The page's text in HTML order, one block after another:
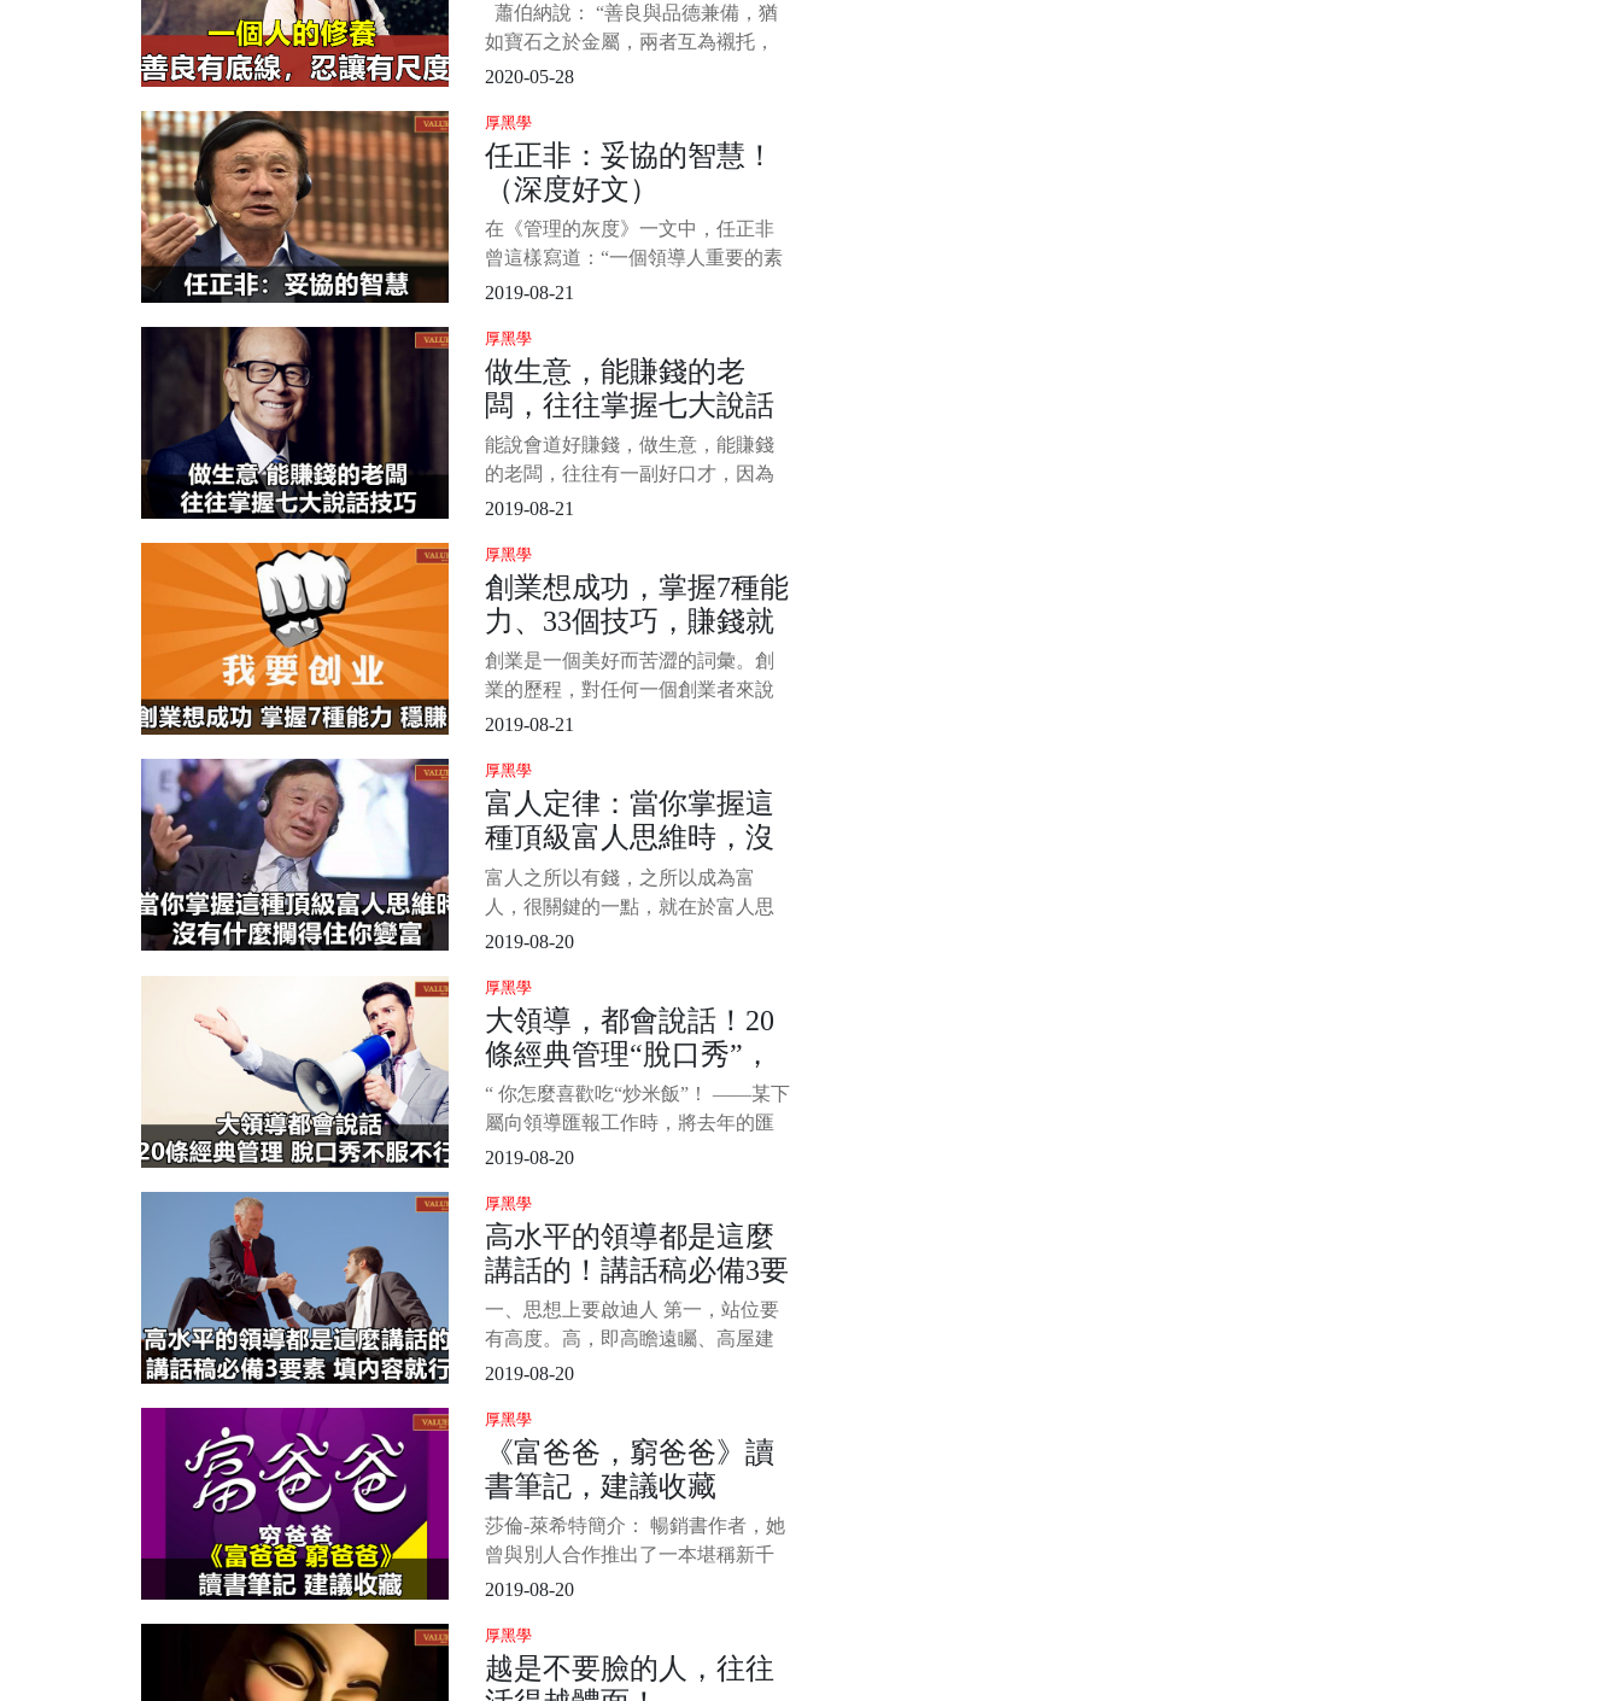
蕭伯納說： “善良與品德兼備，猶
如寶石之於金屬，兩者互為襯托，
益增光彩。” 當一個人心存善念時，
人的品德魅力所在。 善良，是一個
人做人的準則，是用積極的一面看
待世界，看待身邊的一切，發現
美、發現最好的一面。
2020-05-28
厚黑學
任正非：妥協的智慧！
（深度好文）
在《管理的灰度》一文中，任正非
曾這樣寫道：“一個領導人重要的素
質是方向、節奏。他的水平就是合
自灰度、妥協與寬容。”灰度、妥協
與寬容正是任正非管理思維的精華
所在，其中妥協處於關鍵環節，無
論是灰度還是寬容，都要以妥協為
基礎，所以，也可以說任正非的管
理
2019-08-21
厚黑學
做生意，能賺錢的老
闆，往往掌握七大說話
技巧，難怪人家能發財
能說會道好賺錢，做生意，能賺錢
的老闆，往往有一副好口才，因為
無論是談生意還是推銷產品或者其
事。掌握一定的說話技巧，對於老
闆來說是必備的口才本領。一般來
說，做生意，能賺錢的老闆，往往
掌握以下七大說話技巧，難怪人家
能發財，看看你掌握了幾種？ 一、
想搞定生意，離不
2019-08-21
厚黑學
創業想成功，掌握7種能
力、33個技巧，賺錢就
比較穩！
創業是一個美好而苦澀的詞彙。創
業的歷程，對任何一個創業者來說
都是一種嚴峻的考驗和挑戰，需要
者來說，需要掌握怎樣的綜合能力
和技巧呢？以下分享創業成功者不
說，但你應該掌握的7種能力、33個
技巧，創業想成功，一旦掌握這些
能力和技巧，賺錢就比較穩，來學
習下吧。 第
2019-08-21
厚黑學
富人定律：當你掌握這
種頂級富人思維時，沒
有什麼攔得住你變富
富人之所以有錢，之所以成為富
人，很關鍵的一點，就在於富人思
維，而在富人思維中，有一種思維
思維時，沒有什麼攔得住你變富，
那就是藉力思維：沒人可以請，沒
錢可以藉，沒資源可以整合，不懂
可以外包，敵人可以和好，對手可
以收購……而窮人與富人的關鍵區
別也
2019-08-20
厚黑學
大領導，都會說話！20
條經典管理“脫口秀”，
不服不行
“ 你怎麼喜歡吃“炒米飯”！ ——某下
屬向領導匯報工作時，將去年的匯
報稿拿來稍作修改，領導聽後說了
動，既進行了委婉地批評，又用幽
默的方式避免太過尷尬。 “
2019-08-20
厚黑學
高水平的領導都是這麼
講話的！講話稿必備3要
素，填內容就行
一、思想上要啟迪人 第一，站位要
有高度。高，即高瞻遠矚、高屋建
瓴。“不謀全局者，不足以謀一域；
高，就是要緊緊圍繞講話的核心主
題，從歷史的、全面的角度去分
析、解決問題。 第二，理論要有深
度。深，即深邃、深刻，而非深不
可測、晦澀難懂。理
2019-08-20
厚黑學
《富爸爸，窮爸爸》讀
書筆記，建議收藏
莎倫-萊希特簡介： 暢銷書作者，她
曾與別人合作推出了一本堪稱新千
年最具轟動效應的暢銷書，也是迄
本——《富爸爸，窮爸爸》。該系
列還包括《富爸爸投資指南》、
2019-08-20
厚黑學
越是不要臉的人，往往